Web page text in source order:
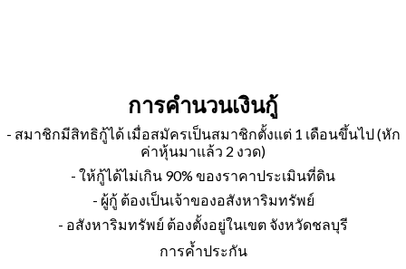
การคำนวนเงินกู้
- สมาชิกมีสิทธิกู้ได้ เมื่อสมัครเป็นสมาชิกตั้งแต่ 1 เดือนขึ้นไป (หัก
ค่าหุ้นมาแล้ว 2 งวด)
- ให้กู้ได้ไม่เกิน 90% ของราคาประเมินที่ดิน
- ผู้กู้ ต้องเป็นเจ้าของอสังหาริมทรัพย์
- อสังหาริมทรัพย์ ต้องตั้งอยู่ในเขต จังหวัดชลบุรี
การค้ำประกัน